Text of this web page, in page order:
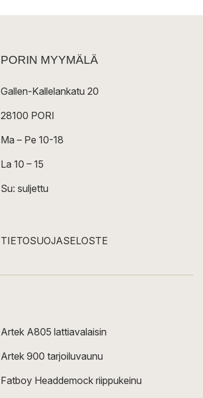
PORIN MYYMÄLÄ
Gallen-Kallelankatu 20
28100 PORI
Ma – Pe 10-18
La 10 – 15
Su: suljettu
TIETOSUOJASELOSTE
Artek A805 lattiavalaisin
Artek 900 tarjoiluvaunu
Fatboy Headdemock riippukeinu